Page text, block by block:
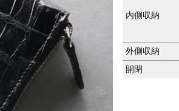
内側収納
外側収納
開閉